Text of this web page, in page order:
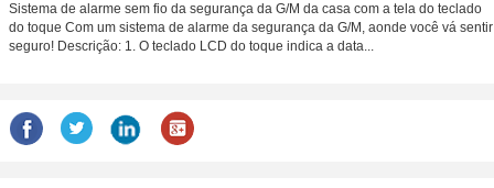
Sistema de alarme sem fio da segurança da G/M da casa com a tela do teclado
do toque Com um sistema de alarme da segurança da G/M, aonde você vá sentir
seguro! Descrição: 1. O teclado LCD do toque indica a data...